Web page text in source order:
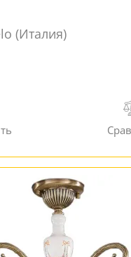
(Италия)